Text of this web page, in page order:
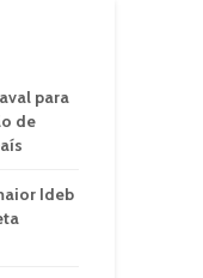
para
de
Ideb